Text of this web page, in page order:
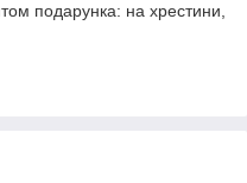
подарунка: на хрестини,